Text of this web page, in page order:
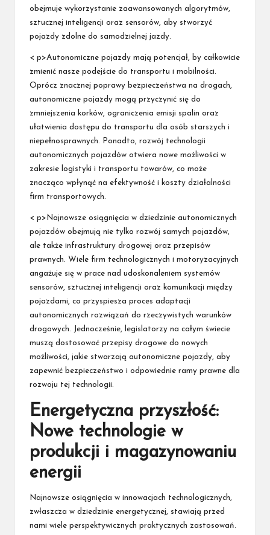
obejmuje wykorzystanie zaawansowanych algorytmów,
sztucznej inteligencji oraz sensorów, aby stworzyć
pojazdy zdolne do samodzielnej jazdy.
< p>Autonomiczne pojazdy mają potencjał, by całkowicie
zmienić nasze podejście do transportu i mobilności.
Oprócz znacznej poprawy bezpieczeństwa na drogach,
autonomiczne pojazdy mogą przyczynić się do
zmniejszenia korków, ograniczenia emisji spalin oraz
ułatwienia dostępu do transportu dla osób starszych i
niepełnosprawnych. Ponadto, rozwój technologii
autonomicznych pojazdów otwiera nowe możliwości w
zakresie logistyki i transportu towarów, co może
znacząco wpłynąć na efektywność i koszty działalności
firm transportowych.
< p>Najnowsze osiągnięcia w dziedzinie autonomicznych
pojazdów obejmują nie tylko rozwój samych pojazdów,
ale także infrastruktury drogowej oraz przepisów
prawnych. Wiele firm technologicznych i motoryzacyjnych
angażuje się w prace nad udoskonaleniem systemów
sensorów, sztucznej inteligencji oraz komunikacji między
pojazdami, co przyspiesza proces adaptacji
autonomicznych rozwiązań do rzeczywistych warunków
drogowych. Jednocześnie, legislatorzy na całym świecie
muszą dostosować przepisy drogowe do nowych
możliwości, jakie stwarzają autonomiczne pojazdy, aby
zapewnić bezpieczeństwo i odpowiednie ramy prawne dla
rozwoju tej technologii.
Energetyczna przyszłość:
Nowe technologie w
produkcji i magazynowaniu
energii
Najnowsze osiągnięcia w innowacjach technologicznych,
zwłaszcza w dziedzinie energetycznej, stawiają przed
nami wiele perspektywicznych praktycznych zastosowań.